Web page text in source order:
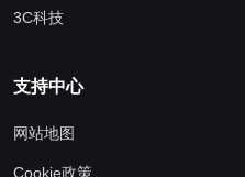
3C科技
支持中心
网站地图
Cookie政策